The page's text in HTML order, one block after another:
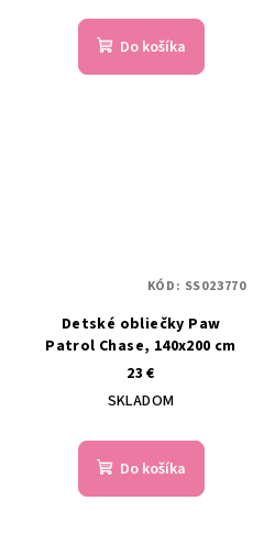
Do košíka
Detské obliečky Paw
Patrol Chase, 140x200 cm
23 €
SKLADOM
Do košíka
KÓD: SS023770